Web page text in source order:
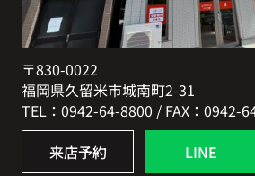
〒830-0022
福岡県久留米市城南町2-31
TEL：0942-64-8800 / FAX：0942-
来店予約 LINE